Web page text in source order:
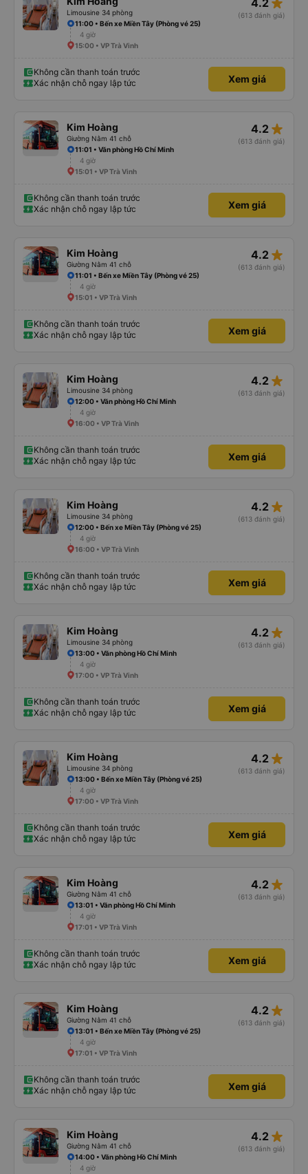
Limousine 34 phòng
4.2
(613 đánh giá)
11:00 • Bến xe Miền Tây (Phòng vé 25)
4 giờ
15:00 • VP Trà Vinh
Không cần thanh toán trước
Xác nhận chỗ ngay lập tức
Xem giá
Kim Hoàng
Giường Nằm 41 chỗ
4.2 star_rate
(613 đánh giá)
11:01 • Văn phòng Hồ Chí Minh
4 giờ
15:01 • VP Trà Vinh
Không cần thanh toán trước
Xác nhận chỗ ngay lập tức
Xem giá
Kim Hoàng
Giường Nằm 41 chỗ
4.2 star_rate
(613 đánh giá)
11:01 • Bến xe Miền Tây (Phòng vé 25)
4 giờ
15:01 • VP Trà Vinh
Không cần thanh toán trước
Xác nhận chỗ ngay lập tức
Xem giá
Kim Hoàng
Limousine 34 phòng
4.2 star_rate
(613 đánh giá)
12:00 • Văn phòng Hồ Chí Minh
4 giờ
16:00 • VP Trà Vinh
Không cần thanh toán trước
Xác nhận chỗ ngay lập tức
Xem giá
Kim Hoàng
Limousine 34 phòng
4.2 star_rate
(613 đánh giá)
12:00 • Bến xe Miền Tây (Phòng vé 25)
4 giờ
16:00 • VP Trà Vinh
Không cần thanh toán trước
Xác nhận chỗ ngay lập tức
Xem giá
Kim Hoàng
Limousine 34 phòng
4.2 star_rate
(613 đánh giá)
13:00 • Văn phòng Hồ Chí Minh
4 giờ
17:00 • VP Trà Vinh
Không cần thanh toán trước
Xác nhận chỗ ngay lập tức
Xem giá
Kim Hoàng
Limousine 34 phòng
4.2 star_rate
(613 đánh giá)
13:00 • Bến xe Miền Tây (Phòng vé 25)
4 giờ
17:00 • VP Trà Vinh
Không cần thanh toán trước
Xác nhận chỗ ngay lập tức
Xem giá
Kim Hoàng
Giường Nằm 41 chỗ
4.2 star_rate
(613 đánh giá)
13:01 • Văn phòng Hồ Chí Minh
4 giờ
17:01 • VP Trà Vinh
Không cần thanh toán trước
Xác nhận chỗ ngay lập tức
Xem giá
Kim Hoàng
Giường Nằm 41 chỗ
4.2 star_rate
(613 đánh giá)
13:01 • Bến xe Miền Tây (Phòng vé 25)
4 giờ
17:01 • VP Trà Vinh
Không cần thanh toán trước
Xác nhận chỗ ngay lập tức
Xem giá
Kim Hoàng
Giường Nằm 41 chỗ
4.2 star_rate
(613 đánh giá)
14:00 • Văn phòng Hồ Chí Minh
4 giờ